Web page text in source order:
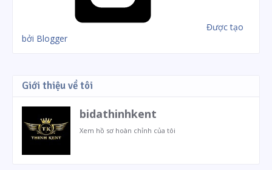
Được tạo
bởi Blogger
Giới thiệu về tôi
bidathinhkent
Xem hồ sơ hoàn chỉnh của tôi